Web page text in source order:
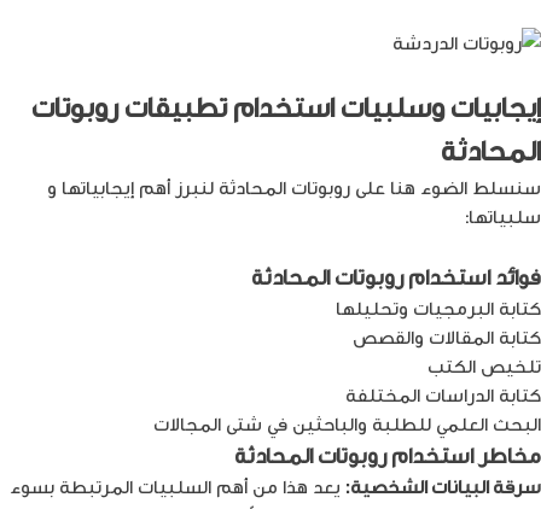
إيجابيات وسلبيات استخدام تطبيقات روبوتات
المحادثة
سنسلط الضوء هنا على روبوتات المحادثة لنبرز أهم إيجابياتها و
سلبياتها:
فوائد استخدام روبوتات المحادثة
كتابة البرمجيات وتحليلها
كتابة المقالات والقصص
تلخيص الكتب
كتابة الدراسات المختلفة
البحث العلمي للطلبة والباحثين في شتى المجالات
مخاطر استخدام روبوتات المحادثة
سرقة البيانات الشخصية: يعد هذا من أهم السلبيات المرتبطة بسوء